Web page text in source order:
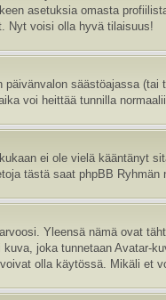
asetuksia omasta
Nyt voisi olla hyvä tilaisuus!
säästöajassa
voi heittää tunnilla
ei ole vielä kääntänyt
tästä saat phpBB
Yleensä nämä ovat
joka tunnetaan Avatar-
olla käytössä. Mikäli et